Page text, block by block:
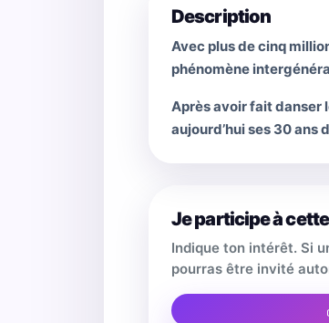
Description
Avec plus de cinq
phénomène
Après avoir fait danser
aujourd’hui ses 30 ans
Je participe à
Indique ton intérêt. Si
pourras être invité